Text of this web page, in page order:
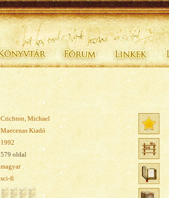
Crichton, Michael
Maecenas Kiadó
1992
579 oldal
magyar
sci-fi